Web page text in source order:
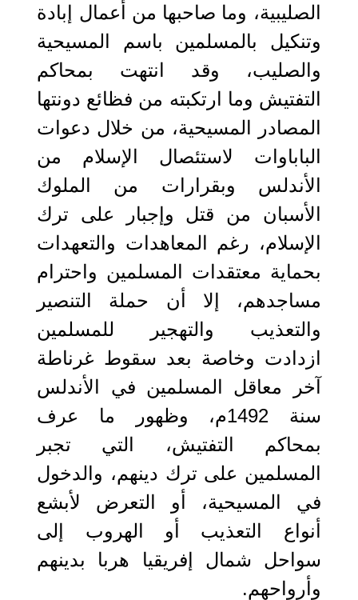
الصليبية، وما صاحبها من أعمال إبادة
وتنكيل بالمسلمين باسم المسيحية
والصليب، وقد انتهت بمحاكم
التفتيش وما ارتكبته من فظائع دونتها
المصادر المسيحية، من خلال دعوات
الباباوات لاستئصال الإسلام من
الأندلس وبقرارات من الملوك
الأسبان من قتل وإجبار على ترك
الإسلام، رغم المعاهدات والتعهدات
بحماية معتقدات المسلمين واحترام
مساجدهم، إلا أن حملة التنصير
والتعذيب والتهجير للمسلمين
ازدادت وخاصة بعد سقوط غرناطة
آخر معاقل المسلمين في الأندلس
سنة 1492م، وظهور ما عرف
بمحاكم التفتيش، التي تجبر
المسلمين على ترك دينهم، والدخول
في المسيحية، أو التعرض لأبشع
أنواع التعذيب أو الهروب إلى
سواحل شمال إفريقيا هربا بدينهم
وأرواحهم.